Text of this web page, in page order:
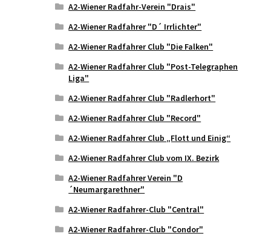
A2-Wiener Radfahr-Verein "Drais"
A2-Wiener Radfahrer "D´ Irrlichter"
A2-Wiener Radfahrer Club "Die Falken"
A2-Wiener Radfahrer Club "Post-Telegraphen
Liga"
A2-Wiener Radfahrer Club "Radlerhort"
A2-Wiener Radfahrer Club "Record"
A2-Wiener Radfahrer Club „Flott und Einig“
A2-Wiener Radfahrer Club vom IX. Bezirk
A2-Wiener Radfahrer Verein "D
´Neumargarethner"
A2-Wiener Radfahrer-Club "Central"
A2-Wiener Radfahrer-Club "Condor"